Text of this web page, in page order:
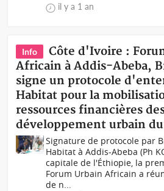
il y a 1 an
Info
Côte d'Ivoire :
Africain à Addis-Abeba,
signe un protocole
Habitat pour la
ressources financières
développement urbain
Signature de protocole par
Habitat à Addis-Abeba (Ph
capitale de l'Éthiopie, la
Forum Urbain Africain a
de n...